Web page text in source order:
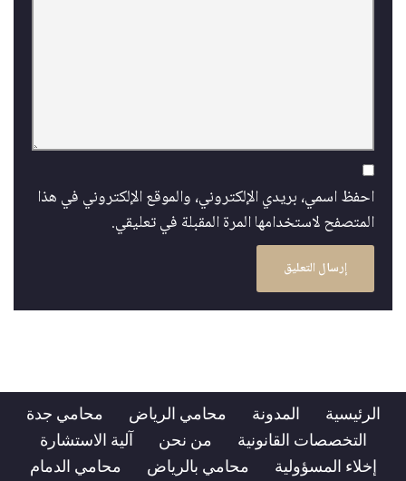
احفظ اسمي، بريدي الإلكتروني، والموقع الإلكتروني في هذا
المتصفح لاستخدامها المرة المقبلة في تعليقي.
الرئيسية المدونة محامي الرياض
محامي جدة
التخصصات القانونية
من نحن
آلية الاستشارة
إخلاء المسؤولية
محامي بالرياض محامي الدمام